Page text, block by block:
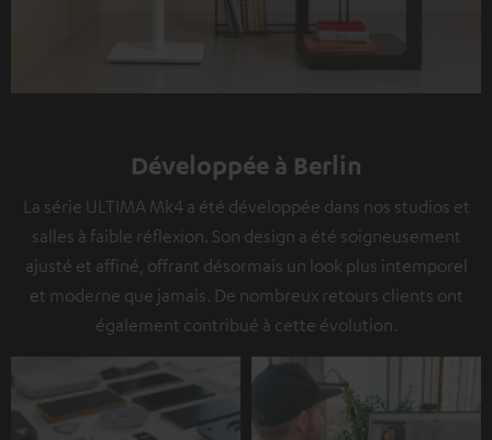
Développée à Berlin
La série ULTIMA Mk4 a été développée dans nos studios et
salles à faible réflexion. Son design a été soigneusement
ajusté et affiné, offrant désormais un look plus intemporel
et moderne que jamais. De nombreux retours clients ont
également contribué à cette évolution.